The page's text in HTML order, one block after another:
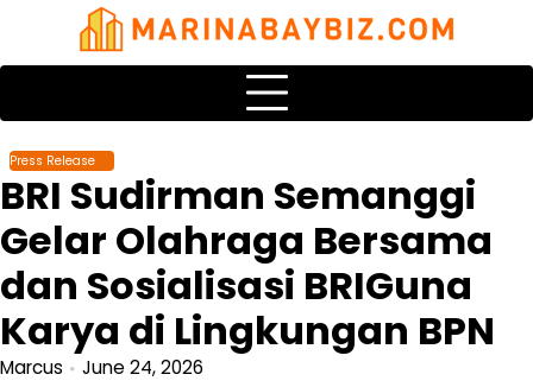
content
Press Release
BRI Sudirman Semanggi
Gelar Olahraga Bersama
dan Sosialisasi BRIGuna
Karya di Lingkungan BPN
Marcus June 24, 2026